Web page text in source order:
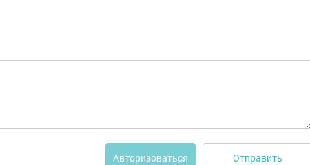
Авторизоваться Отправить